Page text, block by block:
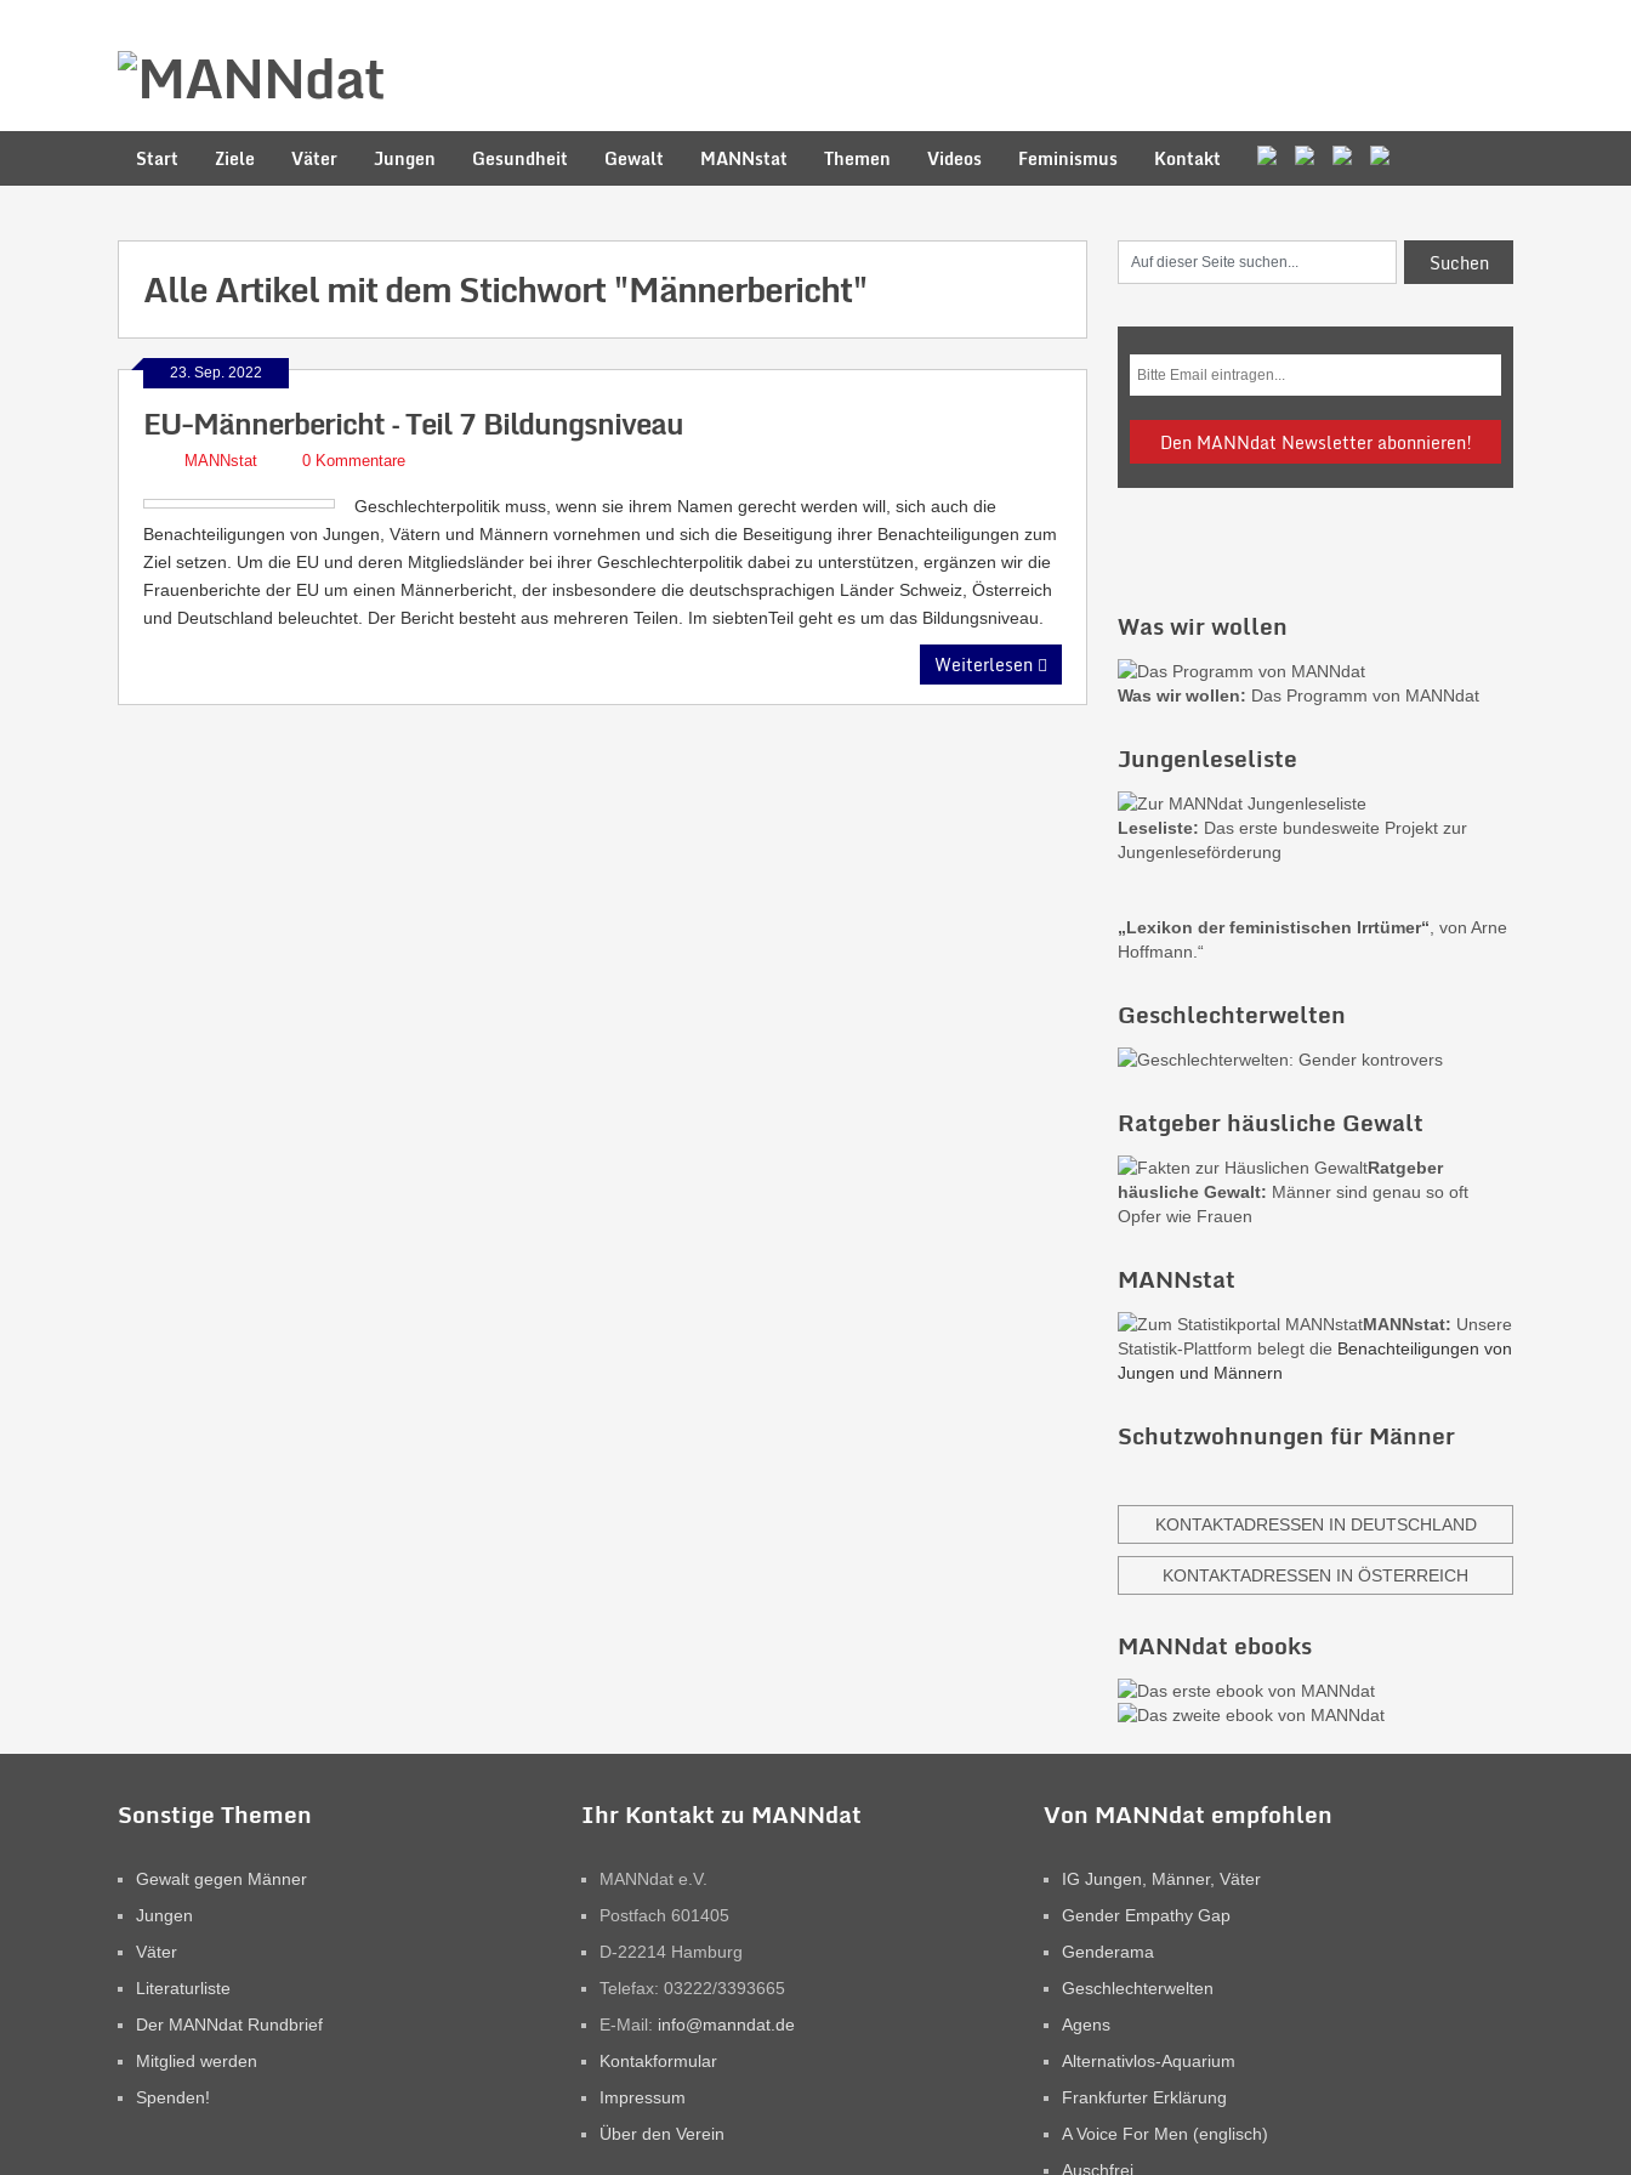
Start Ziele Väter Jungen Gesundheit Gewalt MANNstat Themen Videos Feminismus Kontakt
Alle Artikel mit dem Stichwort"Männerbericht"
23. Sep. 2022
EU-Männerbericht – Teil 7 Bildungsniveau
MANNstat 0 Kommentare
Geschlechterpolitik muss, wenn sie ihrem Namen gerecht werden will, sich auch die
Benachteiligungen von Jungen, Vätern und Männern vornehmen und sich die Beseitigung ihrer Benachteiligungen zum
Ziel setzen. Um die EU und deren Mitgliedsländer bei ihrer Geschlechterpolitik dabei zu unterstützen, ergänzen wir die
Frauenberichte der EU um einen Männerbericht, der insbesondere die deutschsprachigen Länder Schweiz, Österreich
und Deutschland beleuchtet. Der Bericht besteht aus mehreren Teilen. Im siebtenTeil geht es um das Bildungsniveau.
Weiterlesen
Was wir wollen
Was wir wollen: Das Programm von MANNdat
Jungenleseliste
Leseliste: Das erste bundesweite Projekt zur
Jungenleseförderung
„Lexikon der feministischen Irrtümer“ , von Arne
Hoffmann.“
Geschlechterwelten
Ratgeber häusliche Gewalt
Ratgeber
häusliche Gewalt: Männer sind genau so oft
Opfer wie Frauen
MANNstat
MANNstat: Unsere
Statistik-Plattform belegt die Benachteiligungen von
Jungen und Männern
Schutzwohnungen für Männer
KONTAKTADRESSEN IN DEUTSCHLAND
KONTAKTADRESSEN IN ÖSTERREICH
MANNdat ebooks
Sonstige Themen
Gewalt gegen Männer
Jungen
Väter
Literaturliste
Der MANNdat Rundbrief
Mitglied werden
Spenden!
Ihr Kontakt zu MANNdat
MANNdat e.V.
Postfach 601405
D-22214 Hamburg
Telefax: 03222/3393665
E-Mail: info@manndat.de
Kontakformular
Impressum
Über den Verein
Von MANNdat empfohlen
IG Jungen, Männer, Väter
Gender Empathy Gap
Genderama
Geschlechterwelten
Agens
Alternativlos-Aquarium
Frankfurter Erklärung
A Voice For Men (englisch)
Auschfrei